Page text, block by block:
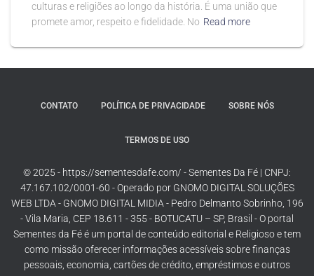
culturas e religiões ao longo da história. É uma união que
promete amor, respeito e fidelidade. No Read more
CONTATO POLÍTICA DE PRIVACIDADE SOBRE NÓS
TERMOS DE USO
© 2025 - https://sementesdafe.com/ - Sementes Da Fé | CNPJ:
47.167.102/0001-60 - Operado por GNOMO DIGITAL SOLUÇÕES
WEB LTDA - GNOMO DIGITAL MIDIA - Pedro Delmanto Sobrinho, 196
- Vila Maria, CEP 18.611 - 355 - BOTUCATU – SP, Brasil - O portal
Sementes da Fé é um portal de conteúdo editorial e Religioso e tem
como missão oferecer informações acessíveis sobre finanças
pessoais, economia, cartões de crédito, empréstimos e outros